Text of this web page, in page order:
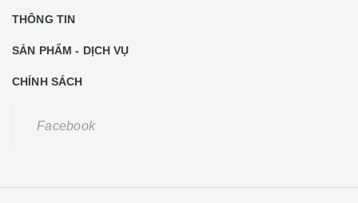
THÔNG TIN
SẢN PHẨM - DỊCH VỤ
CHÍNH SÁCH
Facebook